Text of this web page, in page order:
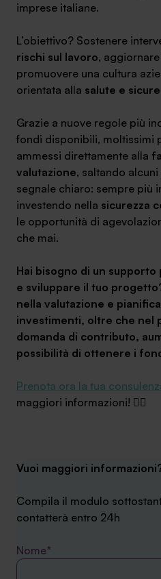
+030.3540104
SA Finance Mediazione Creditizia
all'Oam n.M336
imprese italiane.
L’obiettivo? Sostenere
rischi sul lavoro,
promuovere una cultura
orientata alla salute e
Grazie a nuove regole più
fondi disponibili, moltissimi
ammessi direttamente alla
valutazione, saltando
segnale chiaro: sempre più
investendo nella sicurezza
le opportunità di
che mai.
Hai bisogno di un
e sviluppare il tuo
nella valutazione e
investimenti, oltre che nel
domanda di contributo,
possibilità di ottenere i
Prenota ora la tua
maggiori informazioni! 👉🏻
Vuoi maggiori
Compila il modulo
contatterà entro 24h
Nome*